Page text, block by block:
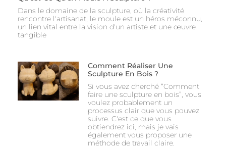
Dans le domaine de la sculpture, où la créativité
rencontre l'artisanat, le moule est un héros méconnu,
un lien vital entre la vision d'un artiste et une œuvre
tangible
Comment Réaliser Une
Sculpture En Bois ?
Si vous avez cherché “Comment
faire une sculpture en bois”, vous
voulez probablement un
processus clair que vous pouvez
suivre. C'est ce que vous
obtiendrez ici, mais je vais
également vous proposer une
méthode de travail claire.